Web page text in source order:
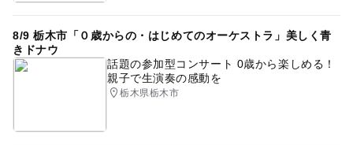
8/9 栃木市「０歳からの・はじめてのオーケストラ」美しく青
きドナウ
話題の参加型コンサート 0歳から楽しめる！
親子で生演奏の感動を
栃木県栃木市